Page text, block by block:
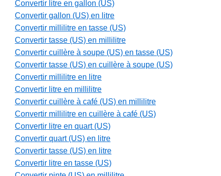
Convertir litre en gallon (US)
Convertir gallon (US) en litre
Convertir millilitre en tasse (US)
Convertir tasse (US) en millilitre
Convertir cuillère à soupe (US) en tasse (US)
Convertir tasse (US) en cuillère à soupe (US)
Convertir millilitre en litre
Convertir litre en millilitre
Convertir cuillère à café (US) en millilitre
Convertir millilitre en cuillère à café (US)
Convertir litre en quart (US)
Convertir quart (US) en litre
Convertir tasse (US) en litre
Convertir litre en tasse (US)